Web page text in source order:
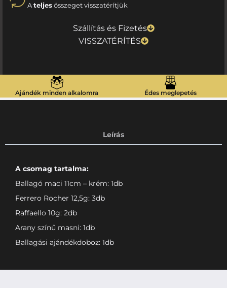
Ateljesösszeget visszatérítjük
Szállítás és Fizetés
VISSZATÉRÍTÉS
Ajándék minden alkalomra Édes meglepetés
Leírás
A csomag tartalma:
Ballagó maci 11cm – krém: 1db
Ferrero Rocher 12,5g: 3db
Raffaello 10g: 2db
Arany színű masni: 1db
Ballagási ajándékdoboz: 1db